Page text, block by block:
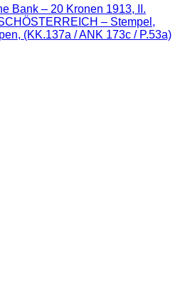
Bank – 20 Kronen 1913, II.
– Stempel,
(KK.137a / ANK 173c / P.53a)